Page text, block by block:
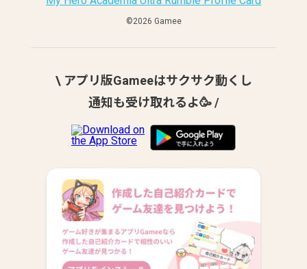
©︎2026 Gamee
\ アプリ版Gameeはサクサク動くし
通知も受け取れるよ🥳 /